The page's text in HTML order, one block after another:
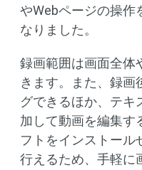
やWebページの操作
なりました。
録画範囲は画面全体
きます。また、録画
グできるほか、テキ
加して動画を編集す
フトをインストール
行えるため、手軽に